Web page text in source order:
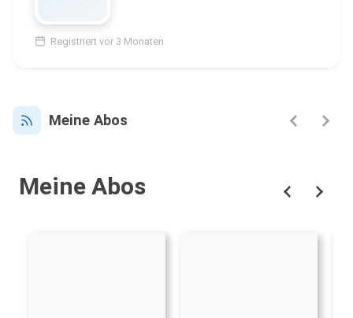
Registriert vor 3 Monaten
Meine Abos
Meine Abos